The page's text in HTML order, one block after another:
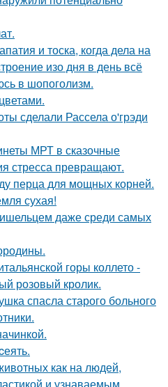
и тоска, когда дела на
изо дня в день всё
в шопоголизм.
сделали Рассела о'грэди
МРТ в сказочные
стресса превращают.
перца для мощных корней.
сухая!
даже среди самых
горы коллето -
розовый кролик.
спасла старого больного
как на людей,